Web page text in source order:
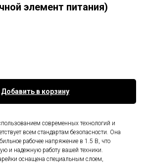
элемент питания)
Добавить в корзину
современных технологий и
всем стандартам безопасности. Она
рабочее напряжение в 1.5 В, что
и надежную работу вашей техники.
оснащена специальным слоем,